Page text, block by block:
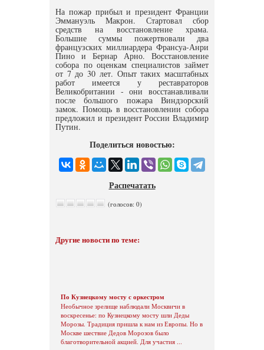
На пожар прибыл и президент Франции
Эммануэль Макрон. Стартовал сбор
средств на восстановление храма.
Большие суммы пожертвовали два
французских миллиардера Франсуа-Анри
Пино и Бернар Арно. Восстановление
собора по оценкам специалистов займет
от 7 до 30 лет. Опыт таких масштабных
работ имеется у реставраторов
Великобритании - они восстанавливали
после большого пожара Виндзорский
замок. Помощь в восстановлении собора
предложил и президент России Владимир
Путин.
Поделиться новостью:
Распечатать
(голосов: 0)
Другие новости по теме:
По Кузнецкому мосту с оркестром
Необычное зрелище наблюдали Москвичи в
воскресенье: по Кузнецкому мосту шли Деды
Морозы. Традиция пришла к нам из Европы. Но в
Москве шествие Дедов Морозов было
благотворительной акцией. Для участия ...